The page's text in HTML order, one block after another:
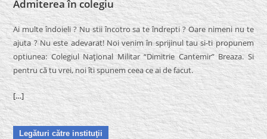
Admiterea în colegiu
Ai multe îndoieli ? Nu stii încotro sa te îndrepti ? Oare nimeni nu te
ajuta ? Nu este adevarat! Noi venim în sprijinul tau si-ti propunem
optiunea: Colegiul Naţional Militar “Dimitrie Cantemir” Breaza. Si
pentru că tu vrei, noi îti spunem ceea ce ai de facut.
[…]
Legături către instituţii